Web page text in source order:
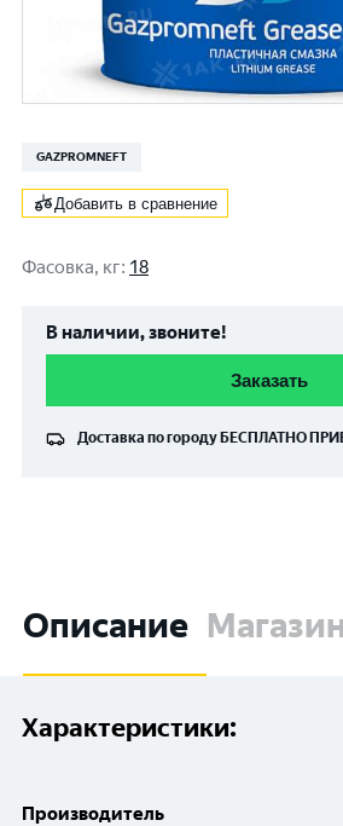
GAZPROMNEFT
Добавить в сравнение
Фасовка, кг: 18
В наличии, звоните!
Заказать
Доставка по городу БЕСПЛАТНО
Описание
Характеристики:
Производитель